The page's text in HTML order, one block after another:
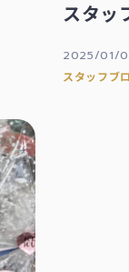
スタッ
2025/01/
スタッフブ